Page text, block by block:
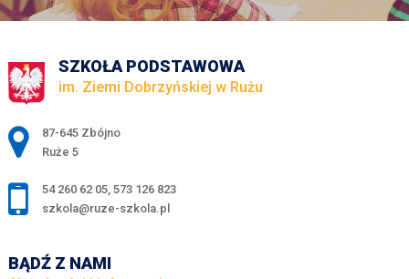
SZKOŁA PODSTAWOWA
im. Ziemi Dobrzyńskiej w Rużu
Adres pocztowy:
87-645 Zbójno
Ruże 5
54 260 62 05, 573 126 823
szkola@ruze-szkola.pl
BĄDŹ Z NAMI